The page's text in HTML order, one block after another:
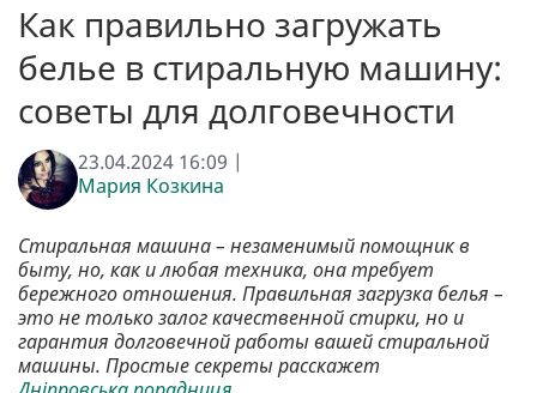
Как правильно загружать
белье в стиральную машину:
советы для долговечности
23.04.2024 16:09 |
Мария Козкина
Стиральная машина – незаменимый помощник в
быту, но, как и любая техника, она требует
бережного отношения. Правильная загрузка белья –
это не только залог качественной стирки, но и
гарантия долговечной работы вашей стиральной
машины. Простые секреты расскажет